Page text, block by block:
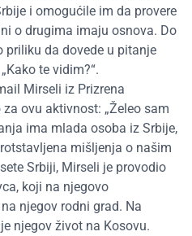
i omogućile im da provere
o drugima imaju osnova. Do
da dovede u pitanje
te vidim?“.
Mirseli iz Prizrena
ovu aktivnost: „Želeo sam
ima mlada osoba iz Srbije,
mišljenja o našim
Srbiji, Mirseli je provodio
koji na njegovo
njegov rodni grad. Na
njegov život na Kosovu.